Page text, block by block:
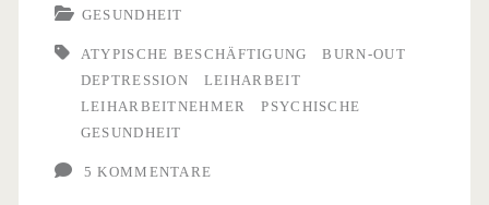
krank
GESUNDHEIT
ATYPISCHE BESCHÄFTIGUNG
BURN-OUT
DEPTRESSION
LEIHARBEIT
LEIHARBEITNEHMER
PSYCHISCHE
GESUNDHEIT
5 KOMMENTARE